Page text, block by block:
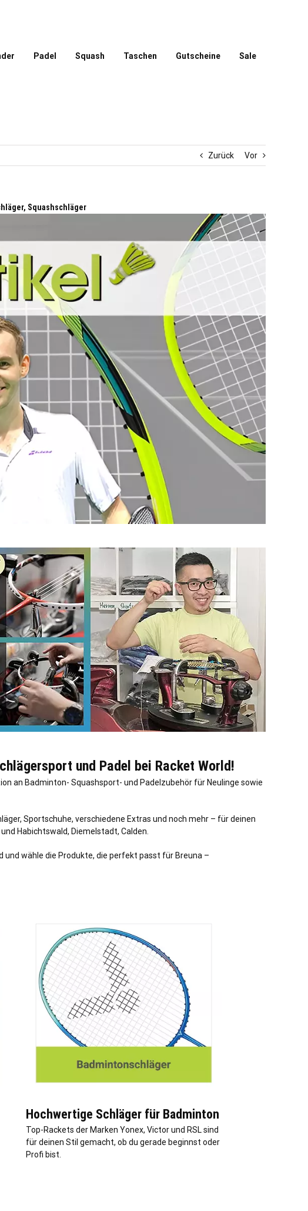
Padel Squash Taschen Gutscheine Sale
Zurück Vor
Squashschläger
und Padel bei Racket World!
an Badminton- Squashsport- und Padelzubehör für Neulinge sowie
Sportschuhe, verschiedene Extras und noch mehr – für deinen
Habichtswald, Diemelstadt, Calden.
und wähle die Produkte, die perfekt passt für Breuna –
Hochwertige Schläger für Badminton
Top-Rackets der Marken Yonex, Victor und RSL sind
für deinen Stil gemacht, ob du gerade beginnst oder
Profi bist.